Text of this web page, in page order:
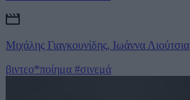
Μιχάλης Γιαγκουνίδης, Ιωάννα Λιούτσια
βιντεο*ποίημα #σινεμά